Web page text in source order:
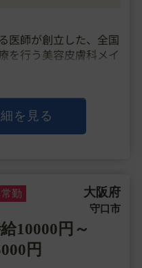
医師が創立した、全国
を行う美容皮膚科メイ
も構えたクリニックづ
も起きるような勢い
を見る
勤 大阪府
守口市
10000円～
円